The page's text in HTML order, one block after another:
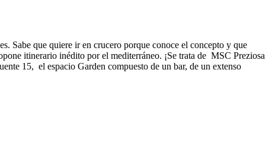
Sabe que quiere ir en crucero porque conoce el concepto y que
itinerario inédito por el mediterráneo. ¡Se trata de MSC Preziosa
15, el espacio Garden compuesto de un bar, de un extenso